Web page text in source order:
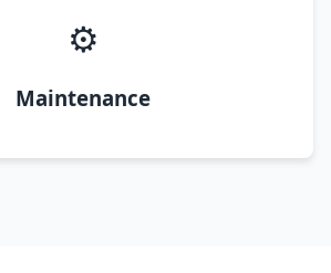
⚙️
Maintenance